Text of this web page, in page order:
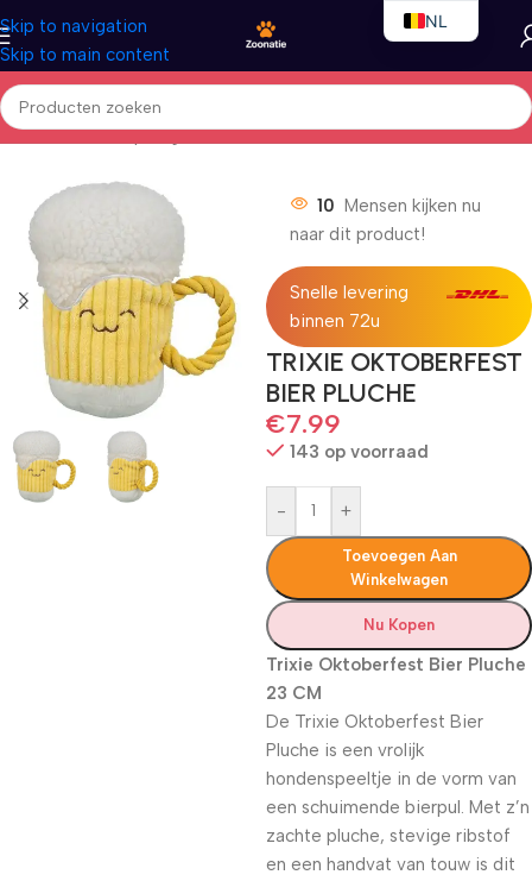
Skip to navigation
Skip to main content
Home/Honden/Speelgoed
10 Mensen kijken nu
naar dit product!
Snelle levering
binnen 72u
TRIXIE OKTOBERFEST
BIER PLUCHE
€7.99
143 op voorraad
- +
Toevoegen Aan
Winkelwagen
Nu Kopen
Trixie Oktoberfest Bier Pluche
23 CM
De Trixie Oktoberfest Bier
Pluche is een vrolijk
hondenspeeltje in de vorm van
een schuimende bierpul. Met z’n
zachte pluche, stevige ribstof
en een handvat van touw is dit
NL